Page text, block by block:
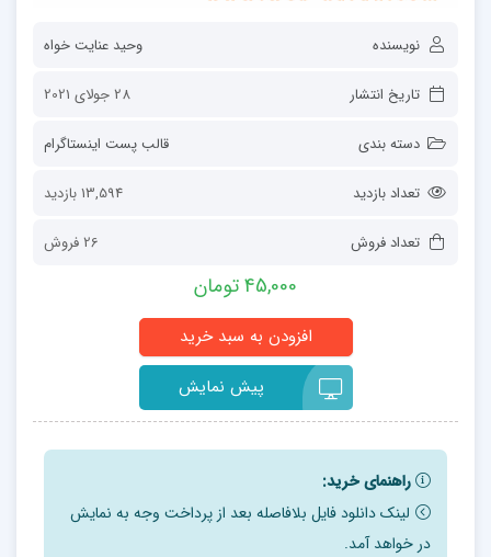
نویسنده وحید عنایت خواه
تاریخ انتشار 28 جولای 2021
دسته بندی قالب پست اینستاگرام
تعداد بازدید 13,594 بازدید
تعداد فروش 26 فروش
45,000 تومان
پیش نمایش
راهنمای خرید:
لینک دانلود فایل بلافاصله بعد از پرداخت وجه به نمایش
در خواهد آمد.